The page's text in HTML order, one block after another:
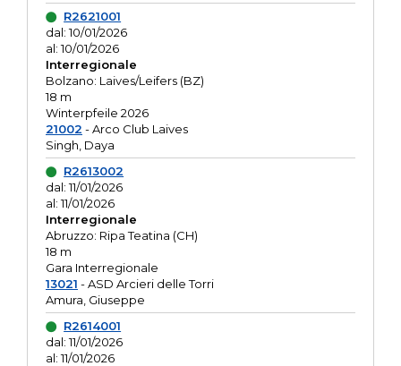
R2621001
dal: 10/01/2026
al: 10/01/2026
Interregionale
Bolzano: Laives/Leifers (BZ)
18 m
Winterpfeile 2026
21002 - Arco Club Laives
Singh, Daya
R2613002
dal: 11/01/2026
al: 11/01/2026
Interregionale
Abruzzo: Ripa Teatina (CH)
18 m
Gara Interregionale
13021 - ASD Arcieri delle Torri
Amura, Giuseppe
R2614001
dal: 11/01/2026
al: 11/01/2026